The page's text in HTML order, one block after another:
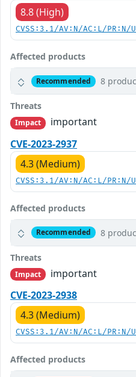
8.8 (High)
CVSS:3.1/AV:N/AC:L/
Affected products
Recommended 8
Threats
Impact
important
CVE-2023-2937
4.3 (Medium)
CVSS:3.1/AV:N/AC:L/
Affected products
Recommended 8
Threats
Impact
important
CVE-2023-2938
4.3 (Medium)
CVSS:3.1/AV:N/AC:L/
Affected products